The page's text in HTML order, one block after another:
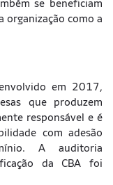
se beneficiam
organização como a
em 2017,
que produzem
responsável e é
com adesão
A auditoria
da CBA foi